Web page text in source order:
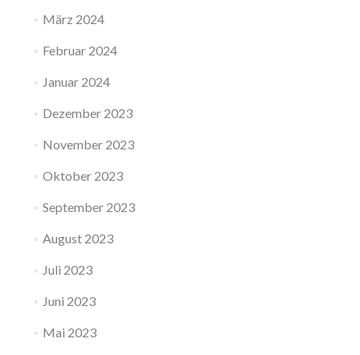
März 2024
Februar 2024
Januar 2024
Dezember 2023
November 2023
Oktober 2023
September 2023
August 2023
Juli 2023
Juni 2023
Mai 2023